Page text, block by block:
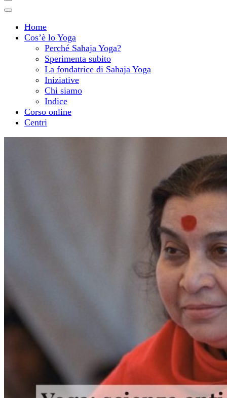
Home
Cos’è lo Yoga
Perché Sahaja Yoga?
Sperimenta subito
La fondatrice di Sahaja Yoga
Iniziative
Chi siamo
Indice
Corso online
Centri